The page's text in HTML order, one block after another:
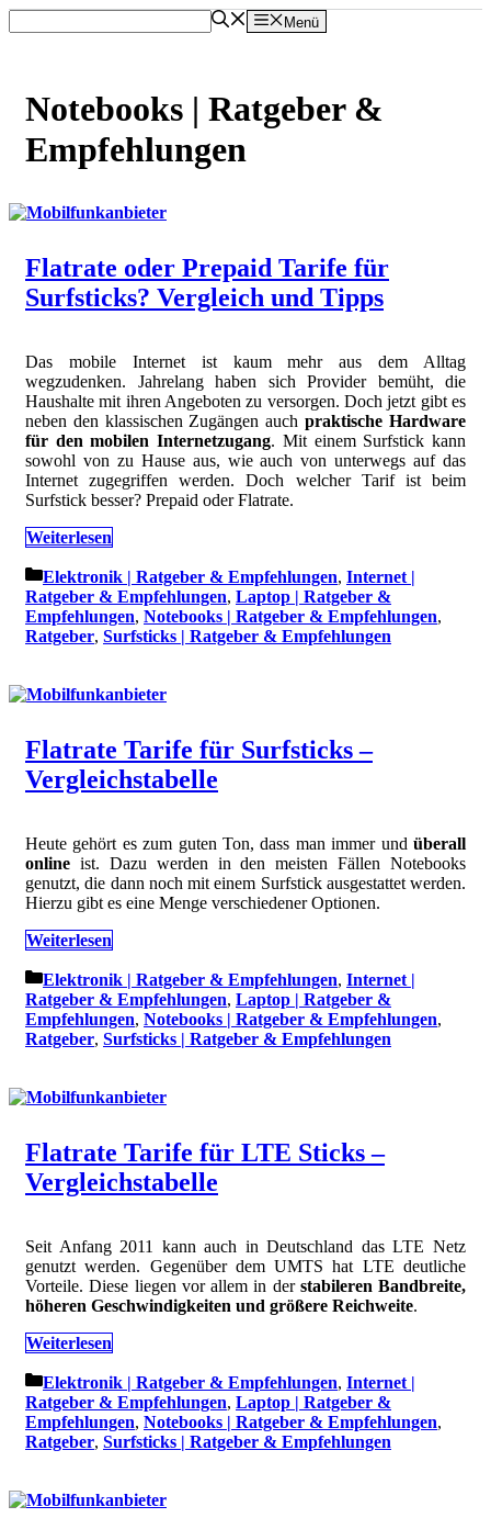
Zum
Inhalt
Menü
Notebooks | Ratgeber &
Empfehlungen
Flatrate oder Prepaid Tarife für
Surfsticks? Vergleich und Tipps
Das mobile Internet ist kaum mehr aus dem Alltag
wegzudenken. Jahrelang haben sich Provider bemüht, die
Haushalte mit ihren Angeboten zu versorgen. Doch jetzt gibt es
neben den klassischen Zugängen auchpraktische Hardware
für den mobilen Internetzugang. Mit einem Surfstick kann
sowohl von zu Hause aus, wie auch von unterwegs auf das
Internet zugegriffen werden. Doch welcher Tarif ist beim
Surfstick besser? Prepaid oder Flatrate.
Weiterlesen
Kategorien
Elektronik | Ratgeber & Empfehlungen, Internet |
Ratgeber & Empfehlungen, Laptop | Ratgeber &
Empfehlungen, Notebooks | Ratgeber & Empfehlungen,
Ratgeber, Surfsticks | Ratgeber & Empfehlungen
Flatrate Tarife für Surfsticks –
Vergleichstabelle
Heute gehört es zum guten Ton, dass man immer und überall
online ist. Dazu werden in den meisten Fällen Notebooks
genutzt, die dann noch mit einem Surfstick ausgestattet werden.
Hierzu gibt es eine Menge verschiedener Optionen.
Weiterlesen
Kategorien
Elektronik | Ratgeber & Empfehlungen, Internet |
Ratgeber & Empfehlungen, Laptop | Ratgeber &
Empfehlungen, Notebooks | Ratgeber & Empfehlungen,
Ratgeber, Surfsticks | Ratgeber & Empfehlungen
Flatrate Tarife für LTE Sticks –
Vergleichstabelle
Seit Anfang 2011 kann auch in Deutschland das LTE Netz
genutzt werden. Gegenüber dem UMTS hat LTE deutliche
Vorteile. Diese liegen vor allem in der stabileren Bandbreite,
höheren Geschwindigkeiten und größere Reichweite.
Weiterlesen
Kategorien
Elektronik | Ratgeber & Empfehlungen, Internet |
Ratgeber & Empfehlungen, Laptop | Ratgeber &
Empfehlungen, Notebooks | Ratgeber & Empfehlungen,
Ratgeber, Surfsticks | Ratgeber & Empfehlungen